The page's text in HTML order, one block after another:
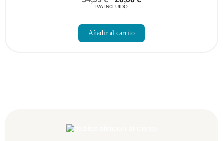
IVA INCLUIDO
Añadir al carrito